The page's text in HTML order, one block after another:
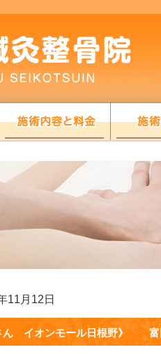
11月12日
さん イオンモール日根野》